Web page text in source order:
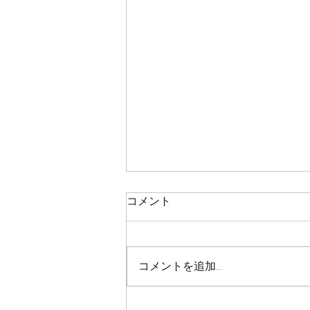
鯛ラバ
本日の釣果 マダイ ０枚 コメント
さいました！
コメント
コメントを追加…